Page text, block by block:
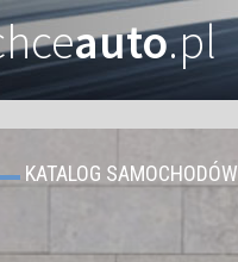
auto.pl
KATALOG SAMOCHODÓW